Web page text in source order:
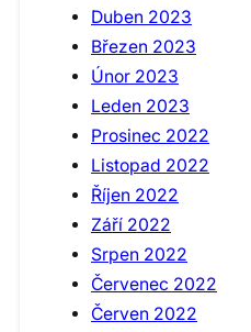
Duben 2023
Březen 2023
Únor 2023
Leden 2023
Prosinec 2022
Listopad 2022
Říjen 2022
Září 2022
Srpen 2022
Červenec 2022
Červen 2022